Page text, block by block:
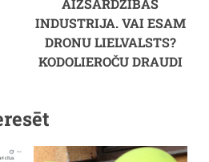
INDUSTRIJA. VAI ESAM
DRONU LIELVALSTS?
KODOLIEROČU DRAUDI